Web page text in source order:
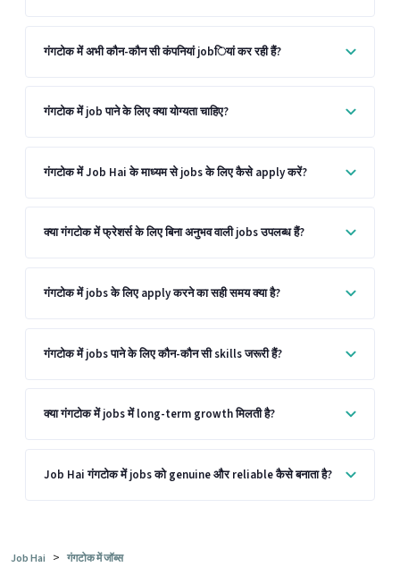
गंगटोक में अभी कौन-कौन सी कंपनियां jobियां कर रही हैं?
गंगटोक में job पाने के लिए क्या योग्यता चाहिए?
गंगटोक में Job Hai के माध्यम से jobs के लिए कैसे apply करें?
क्या गंगटोक में फ्रेशर्स के लिए बिना अनुभव वाली jobs उपलब्ध हैं?
गंगटोक में jobs के लिए apply करने का सही समय क्या है?
गंगटोक में jobs पाने के लिए कौन-कौन सी skills जरूरी हैं?
क्या गंगटोक में jobs में long-term growth मिलती है?
Job Hai गंगटोक में jobs को genuine और reliable कैसे बनाता है?
Job Hai > गंगटोक में जॉब्स